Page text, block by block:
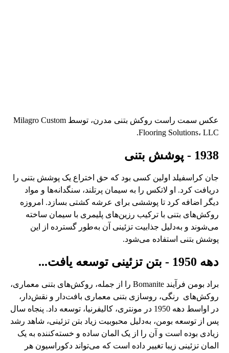
عکس سمت راست روکش بتنی مدرن، توسط Milagro Custom
Flooring Solutions، LLC.
1938 - پوشش بتنی
جان کراسفیلد اولین کسی بود که حق اختراع یک پوشش بتنی را
دریافت کرد. او لاتکس را به سیمان پرتلند، سنگدانه‌ها و مواد
دیگر اضافه کرد تا پوششی برای عرشه کشتی بسازد. امروزه
روکش‌های بتنی با ترکیب رزین‌های پلیمری با سیمان ساخته
می‌شوند و به‌دلیل جذابیت تزئینی آن به‌طور گسترده از این
پوشش بتنی استفاده می‌شود.
دهه 1950 - بتن تزئینی توسعه یافت...
براد بومن فرآیند Bomanite را از جمله، روکش‌های بتنی معماری،
روکش‌های رنگی، روسازی بتنی معماری بافت‌دار و نقش‌دار،
در اواسط دهه 1950 در مونتری، کالیفرنیا، توسعه داد. پنجاه سال
پس از توسعه بومن، به‌دلیل محبوبیت زیاد بتن تزئینی، شاهد رشد
زیادی بوده است و آن را از یک المان ساده و خسته‌کننده به یک
المان تزئینی زیبا تغییر داده است که می‌تواند دکوراسیون هر